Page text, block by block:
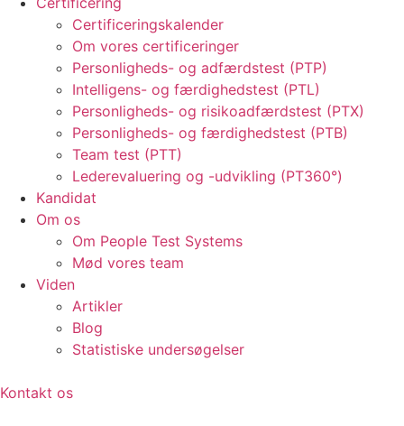
Certificeringskalender
Om vores certificeringer
Personligheds- og adfærdstest (PTP)
Intelligens- og færdighedstest (PTL)
Personligheds- og risikoadfærdstest (PTX)
Personligheds- og færdighedstest (PTB)
Team test (PTT)
Lederevaluering og -udvikling (PT360°)
Kandidat
Om os
Om People Test Systems
Mød vores team
Viden
Artikler
Blog
Statistiske undersøgelser
Kontakt os